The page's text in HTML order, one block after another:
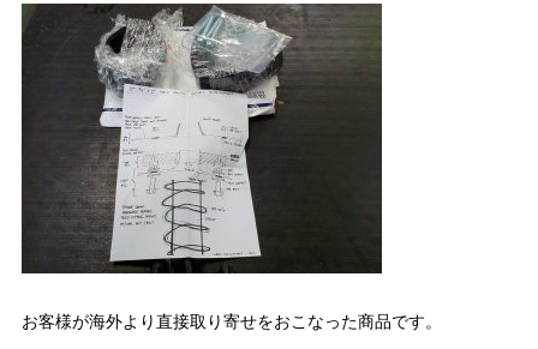
お客様が海外より直接取り寄せをおこなった商品です。